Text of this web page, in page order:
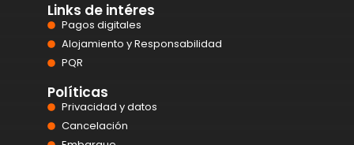
Links de intéres
Pagos digitales
Alojamiento y Responsabilidad
PQR
Políticas
Privacidad y datos
Cancelación